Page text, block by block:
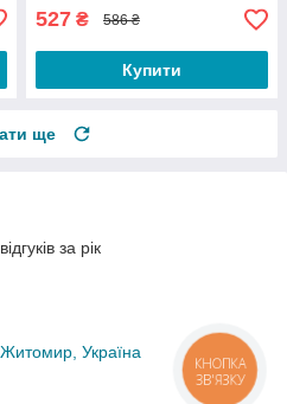
527 ₴ 586 ₴
Купити
ще
за рік
Україна
КНОПКА
ЗВ'ЯЗКУ